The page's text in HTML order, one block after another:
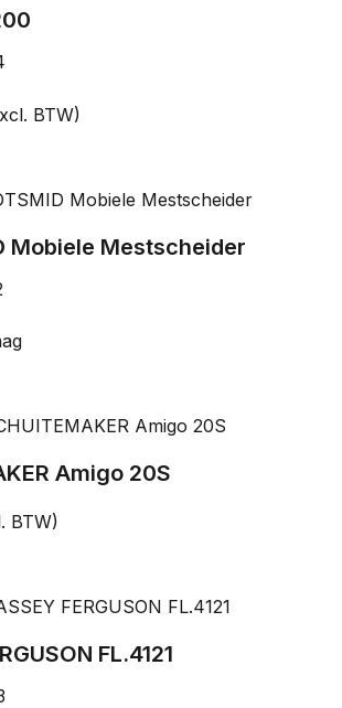
BTW)
Mobiele Mestscheider
Amigo 20S
BTW)
FL.4121